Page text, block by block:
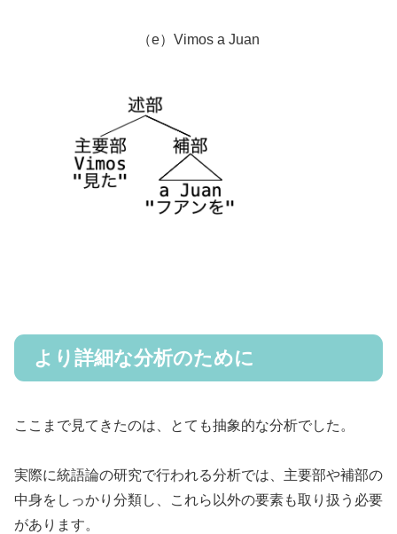
（e）Vimos a Juan
より詳細な分析のために
ここまで見てきたのは、とても抽象的な分析でした。
実際に統語論の研究で行われる分析では、主要部や補部の
中身をしっかり分類し、これら以外の要素も取り扱う必要
があります。